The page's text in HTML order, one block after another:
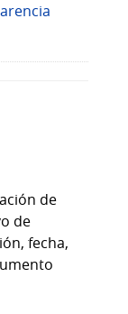
de
de
fecha,